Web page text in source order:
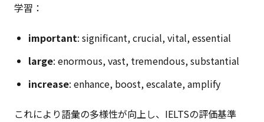
学習：
important: significant, crucial, vital, essential
large: enormous, vast, tremendous, substantial
increase: enhance, boost, escalate, amplify
これにより語彙の多様性が向上し、IELTSの評価基準